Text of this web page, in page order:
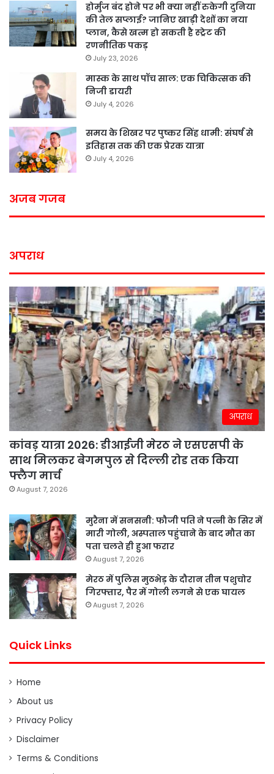
होर्मुज बंद होने पर भी क्या नहीं रुकेगी दुनिया
की तेल सप्लाई? जानिए खाड़ी देशों का नया
प्लान, कैसे खत्म हो सकती है स्ट्रेट की
रणनीतिक पकड़
July 23, 2026
मास्क के साथ पॉच साल: एक चिकित्सक की
निजी डायरी
July 4, 2026
समय के शिखर पर पुष्कर सिंह धामी: संघर्ष से
इतिहास तक की एक प्रेरक यात्रा
July 4, 2026
अजब गजब
अपराध
अपराध
कांवड़ यात्रा 2026: डीआईजी मेरठ ने एसएसपी के
साथ मिलकर बेगमपुल से दिल्ली रोड तक किया
फ्लैग मार्च
August 7, 2026
मुरैना में सनसनी: फौजी पति ने पत्नी के सिर में
मारी गोली, अस्पताल पहुंचाने के बाद मौत का
पता चलते ही हुआ फरार
August 7, 2026
मेरठ में पुलिस मुठभेड़ के दौरान तीन पशुचोर
गिरफ्तार, पैर में गोली लगने से एक घायल
August 7, 2026
Quick Links
Home
About us
Privacy Policy
Disclaimer
Terms & Conditions